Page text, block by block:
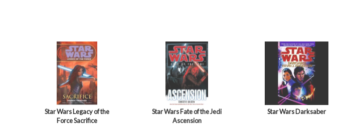
Star Wars Legacy of the
Force Sacrifice
Star Wars Fate of the Jedi
Ascension
Star Wars Darksaber